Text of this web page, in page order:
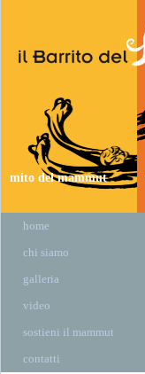
mito del mammut
home
chi siamo
galleria
video
sostieni il mammut
contatti